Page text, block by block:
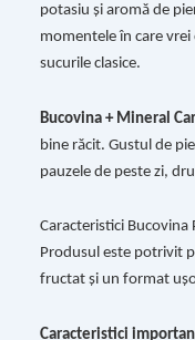
potasiu și aromă de
momentele în care
sucurile clasice.
Bucovina + Mineral
bine răcit. Gustul de
pauzele de peste zi,
Caracteristici Bucovina
Produsul este potrivit
fructat și un format
Caracteristici